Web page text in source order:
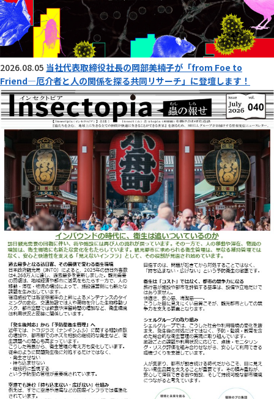
2026.08.05 当社代表取締役社長の岡部美楠子が「from Foe to
Friend―厄介者と人の関係を探る共同リサーチ」に登壇します！